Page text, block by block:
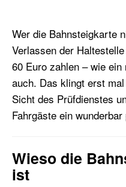
Wer die Bahnsteigkarte
Verlassen der
60 Euro zahlen – wie
auch. Das klingt erst
Sicht des Prüfdienstes
Fahrgäste ein
Wieso die
ist